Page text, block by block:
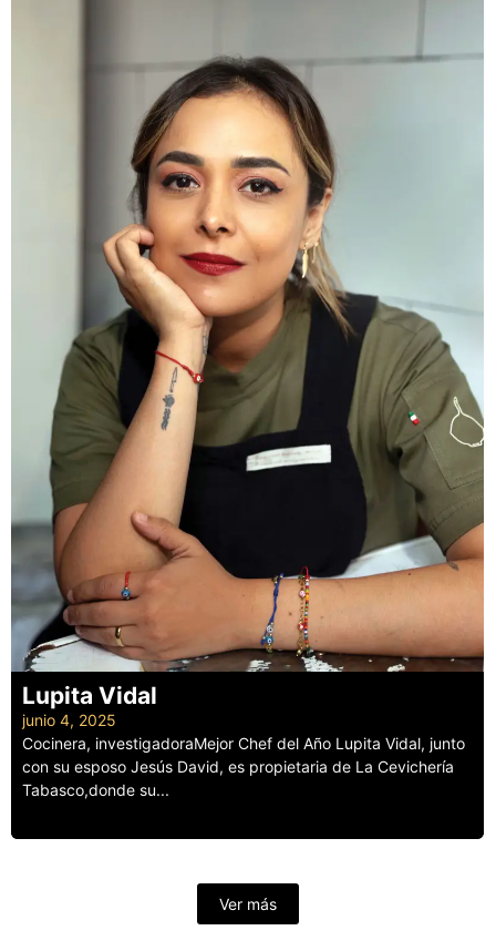
Lupita Vidal
junio 4, 2025
Cocinera, investigadoraMejor Chef del Año Lupita Vidal, junto
con su esposo Jesús David, es propietaria de La Cevichería
Tabasco,donde su...
Ver más